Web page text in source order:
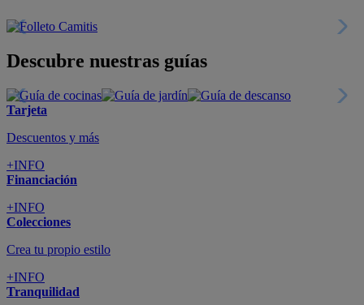
Descubre nuestras guías
Tarjeta
Descuentos y más
+INFO
Financiación
+INFO
Colecciones
Crea tu propio estilo
+INFO
Tranquilidad